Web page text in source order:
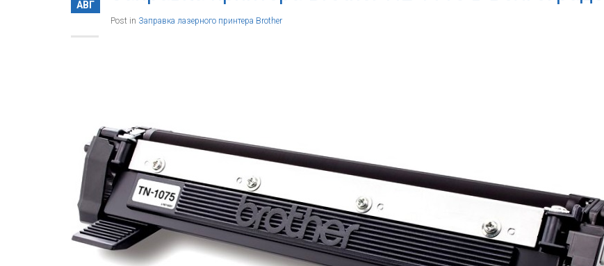
АВГ
Post in Заправка лазерного принтера Brother